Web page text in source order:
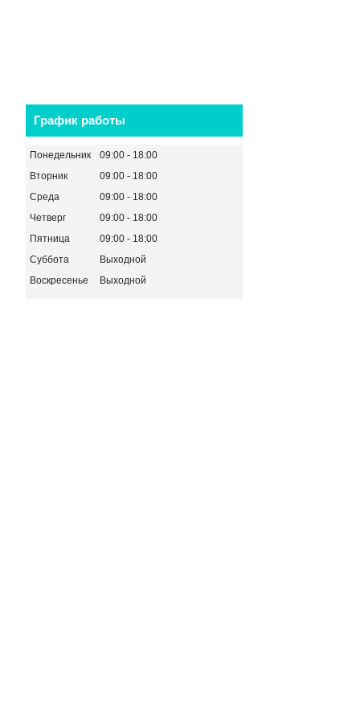
График работы
Понедельник 09:00
18:00
Вторник
09:00
18:00
Среда
09:00
18:00
Четверг
09:00
18:00
Пятница
09:00
18:00
Суббота
Выходной
Воскресенье
Выходной